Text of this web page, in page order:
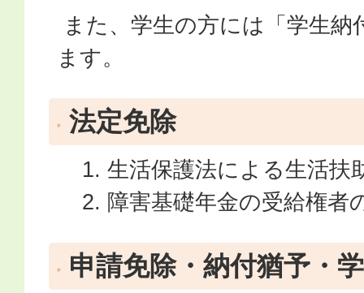
また、学生の方には「学生納
ます。
法定免除
生活保護法による生活扶
障害基礎年金の受給権者
申請免除・納付猶予・